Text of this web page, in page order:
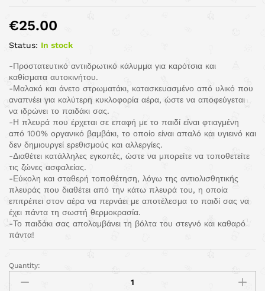
€25.00
Status: In stock
-Προστατευτικό αντιιδρωτικό κάλυμμα για καρότσια και
καθίσματα αυτοκινήτου.
-Μαλακό και άνετο στρωματάκι, κατασκευασμένο από υλικό που
αναπνέει για καλύτερη κυκλοφορία αέρα, ώστε να αποφεύγεται
να ιδρώνει το παιδάκι σας.
-Η πλευρά που έρχεται σε επαφή με το παιδί είναι φτιαγμένη
από 100% οργανικό βαμβάκι, το οποίο είναι απαλό και υγιεινό και
δεν δημιουργεί ερεθισμούς και αλλεργίες.
-Διαθέτει κατάλληλες εγκοπές, ώστε να μπορείτε να τοποθετείτε
τις ζώνες ασφαλείας.
-Εύκολη και σταθερή τοποθέτηση, λόγω της αντιολισθητικής
πλευράς που διαθέτει από την κάτω πλευρά του, η οποία
επιτρέπει στον αέρα να περνάει με αποτέλεσμα το παιδί σας να
έχει πάντα τη σωστή θερμοκρασία.
-Το παιδάκι σας απολαμβάνει τη βόλτα του στεγνό και καθαρό
πάντα!
Quantity: